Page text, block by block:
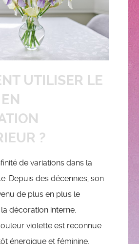
UTILISER LE
?
de variations dans la
Depuis des décennies, son
de plus en plus le
décoration interne.
violette est reconnue
énergique et féminine.